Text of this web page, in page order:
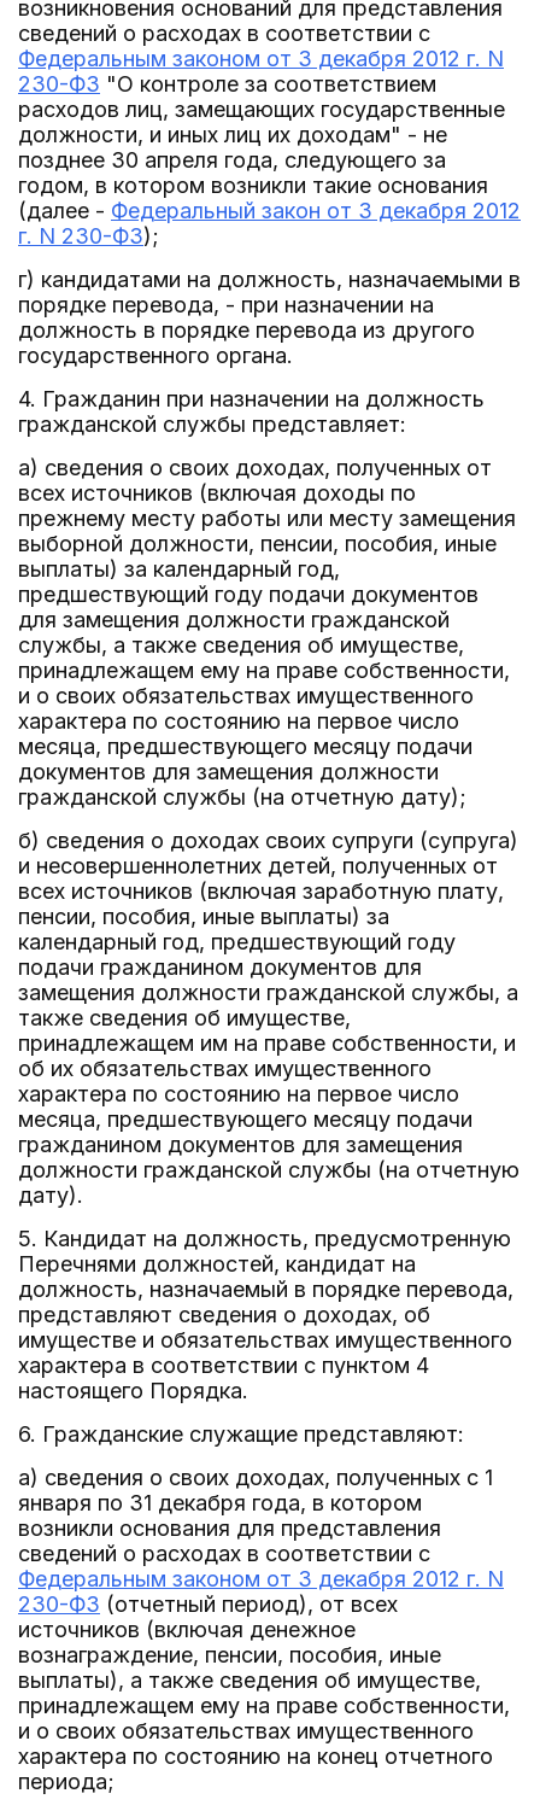
возникновения оснований для представления
сведений о расходах в соответствии с
Федеральным законом от 3 декабря 2012 г. N
230-ФЗ "О контроле за соответствием
расходов лиц, замещающих государственные
должности, и иных лиц их доходам" - не
позднее 30 апреля года, следующего за
годом, в котором возникли такие основания
(далее - Федеральный закон от 3 декабря 2012
г. N 230-ФЗ);
г) кандидатами на должность, назначаемыми в
порядке перевода, - при назначении на
должность в порядке перевода из другого
государственного органа.
4. Гражданин при назначении на должность
гражданской службы представляет:
а) сведения о своих доходах, полученных от
всех источников (включая доходы по
прежнему месту работы или месту замещения
выборной должности, пенсии, пособия, иные
выплаты) за календарный год,
предшествующий году подачи документов
для замещения должности гражданской
службы, а также сведения об имуществе,
принадлежащем ему на праве собственности,
и о своих обязательствах имущественного
характера по состоянию на первое число
месяца, предшествующего месяцу подачи
документов для замещения должности
гражданской службы (на отчетную дату);
б) сведения о доходах своих супруги (супруга)
и несовершеннолетних детей, полученных от
всех источников (включая заработную плату,
пенсии, пособия, иные выплаты) за
календарный год, предшествующий году
подачи гражданином документов для
замещения должности гражданской службы, а
также сведения об имуществе,
принадлежащем им на праве собственности, и
об их обязательствах имущественного
характера по состоянию на первое число
месяца, предшествующего месяцу подачи
гражданином документов для замещения
должности гражданской службы (на отчетную
дату).
5. Кандидат на должность, предусмотренную
Перечнями должностей, кандидат на
должность, назначаемый в порядке перевода,
представляют сведения о доходах, об
имуществе и обязательствах имущественного
характера в соответствии с пунктом 4
настоящего Порядка.
6. Гражданские служащие представляют:
а) сведения о своих доходах, полученных с 1
января по 31 декабря года, в котором
возникли основания для представления
сведений о расходах в соответствии с
Федеральным законом от 3 декабря 2012 г. N
230-ФЗ (отчетный период), от всех
источников (включая денежное
вознаграждение, пенсии, пособия, иные
выплаты), а также сведения об имуществе,
принадлежащем ему на праве собственности,
и о своих обязательствах имущественного
характера по состоянию на конец отчетного
периода;